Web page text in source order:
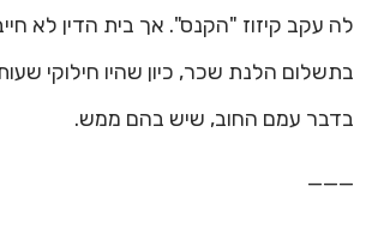
לה עקב קיזוז "הקנס". אך בית הדין לא
בתשלום הלנת שכר, כיון שהיו חילוקי
בדבר עמם החוב, שיש בהם ממש.
———